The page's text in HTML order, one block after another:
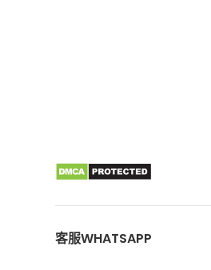
客服WHATSAPP